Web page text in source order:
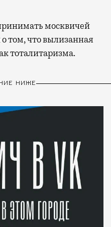
том, что вылизанная
тоталитаризма.
НИЖЕ